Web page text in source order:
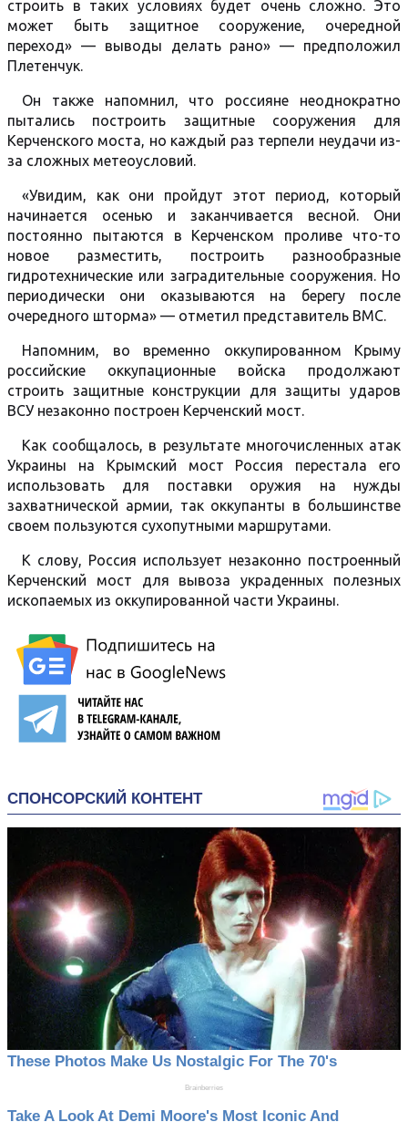
строить в таких условиях будет очень сложно. Это
может быть защитное сооружение, очередной
переход» — выводы делать рано» — предположил
Плетенчук.
Он также напомнил, что россияне неоднократно
пытались построить защитные сооружения для
Керченского моста, но каждый раз терпели неудачи из-
за сложных метеоусловий.
«Увидим, как они пройдут этот период, который
начинается осенью и заканчивается весной. Они
постоянно пытаются в Керченском проливе что-то
новое разместить, построить разнообразные
гидротехнические или заградительные сооружения. Но
периодически они оказываются на берегу после
очередного шторма» — отметил представитель ВМС.
Напомним, во временно оккупированном Крыму
российские оккупационные войска продолжают
строить защитные конструкции для защиты ударов
ВСУ незаконно построен Керченский мост.
Как сообщалось, в результате многочисленных атак
Украины на Крымский мост Россия перестала его
использовать для поставки оружия на нужды
захватнической армии, так оккупанты в большинстве
своем пользуются сухопутными маршрутами.
К слову, Россия использует незаконно построенный
Керченский мост для вывоза украденных полезных
ископаемых из оккупированной части Украины.